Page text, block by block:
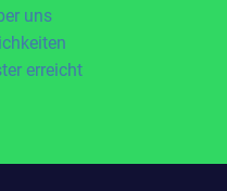
uns
erreicht